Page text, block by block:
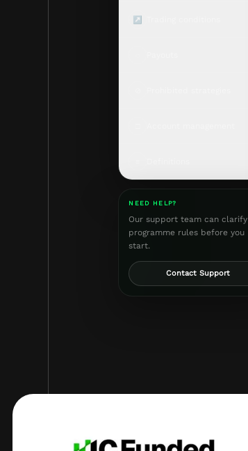
↗
NEED HELP?
Our support team can clarify
programme rules before you
start.
Contact Support